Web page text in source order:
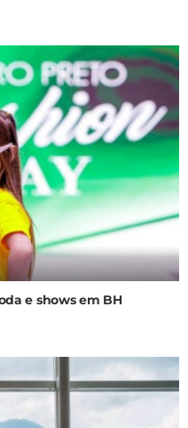
e shows em BH